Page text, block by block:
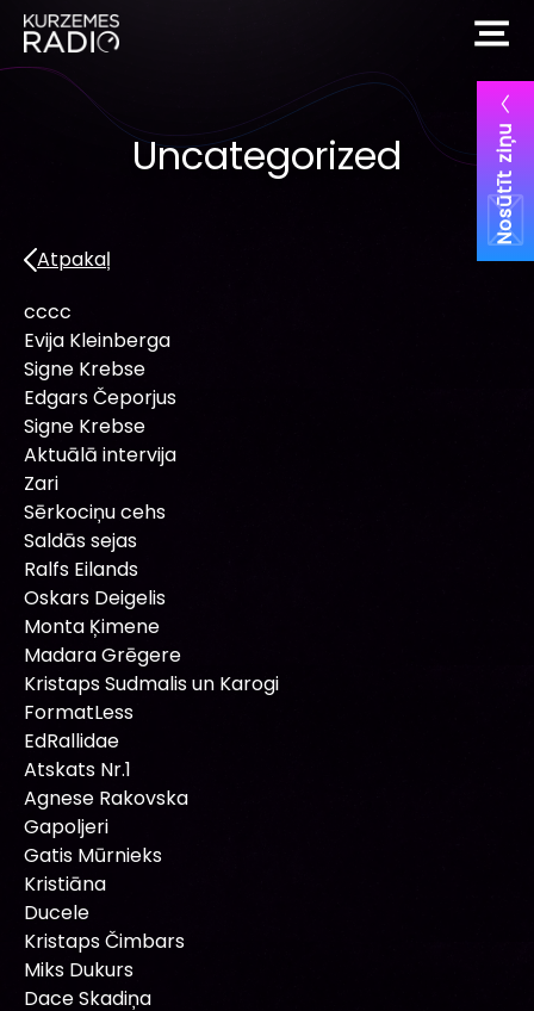
Nosūtīt ziņu
Uncategorized
Atpakaļ
cccc
Evija Kleinberga
Signe Krebse
Edgars Čeporjus
Signe Krebse
Aktuālā intervija
Zari
Sērkociņu cehs
Saldās sejas
Ralfs Eilands
Oskars Deigelis
Monta Ķimene
Madara Grēgere
Kristaps Sudmalis un Karogi
FormatLess
EdRallidae
Atskats Nr.1
Agnese Rakovska
Gapoljeri
Gatis Mūrnieks
Kristiāna
Ducele
Kristaps Čimbars
Miks Dukurs
Dace Skadiņa